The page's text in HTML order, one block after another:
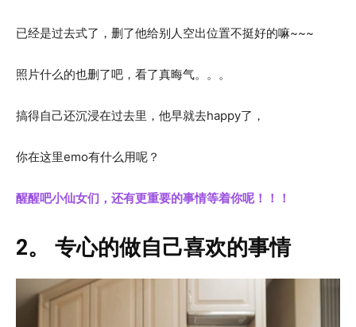
已经是过去式了，删了他给别人空出位置不挺好的嘛~~~
照片什么的也删了吧，看了真晦气。。。
搞得自己还沉浸在过去里，他早就去happy了，
你在这里emo有什么用呢？
醒醒吧小仙女们，还有更重要的事情等着你呢！！！
2。 专心的做自己喜欢的事情